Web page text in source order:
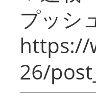
プッシ
https://
26/